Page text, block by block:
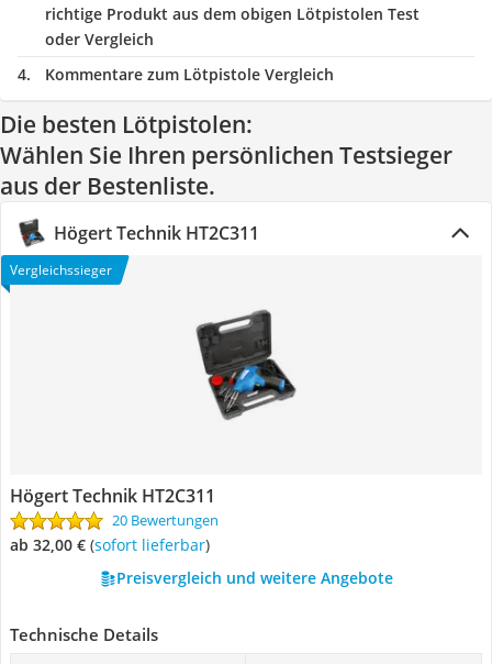
richtige Produkt aus dem obigen Lötpistolen Test
oder Vergleich
Kommentare zum Lötpistole Vergleich
Die besten Lötpistolen:
Wählen Sie Ihren persönlichen Testsieger
aus der Bestenliste.
Högert Technik HT2C311
Vergleichssieger
Högert Technik HT2C311
20 Bewertungen
ab 32,00 € ( Sofort lieferbar)
Preisvergleich und weitere Angebote
Technische Details